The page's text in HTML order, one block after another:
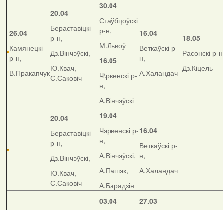
26.04
Камянецкі
р-н,
В.Пракапчук
20.04
Бераставіцкі
р-н,
Дз.Вінчэўскі,
Ю.Квач,
С.Саковіч
30.04
Стаўбцоўскі
р-н,
М.Львоў
16.05
Ч\рвенскі р-
н,
А.Вінчэўскі
16.04
Веткаўскі р-
н,
А.Халандач
18.05
Расонскі р-
Дз.Кіцель
20.04
Бераставіцкі
р-н,
Дз.Вінчэўскі,
Ю.Квач,
С.Саковіч
19.04
Чэрвенскі р-
н,
А.Вінчэўскі,
А.Пашэк,
А.Барадзін
16.04
Веткаўскі р-
н,
А.Халандач
03.04
27.03